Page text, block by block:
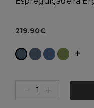
219.90€